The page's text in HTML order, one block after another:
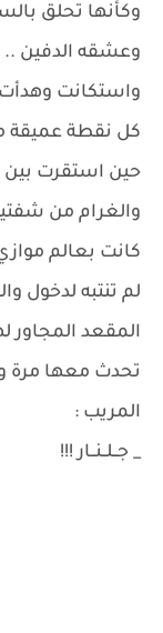
وكأنها تحلق
وعشقه الدفين ..
واستكانت
كل نقطة عميقة
حين استقرت بين
والغرام من
كانت بعالم
لم تنتبه لدخول
المقعد المجاور
تحدث معها مرة
المريب :
_ جــلــنــار !!!